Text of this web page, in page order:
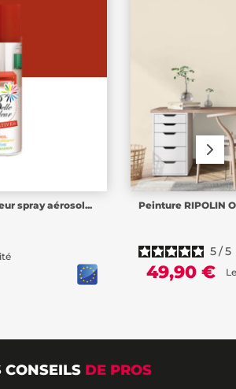
spray aérosol... Peinture RIPOLIN
5/5
49,90 €
CONSEILS DE PROS